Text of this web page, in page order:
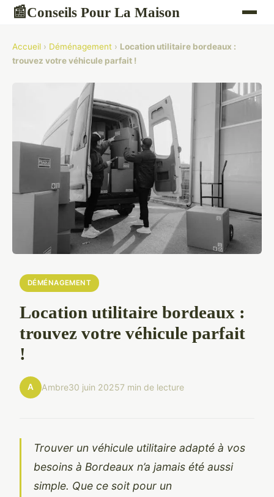
📰Conseils Pour La Maison
Accueil › Déménagement › Location utilitaire bordeaux :
trouvez votre véhicule parfait !
DÉMÉNAGEMENT
Location utilitaire bordeaux :
trouvez votre véhicule parfait
!
A Ambre30 juin 20257 min de lecture
Trouver un véhicule utilitaire adapté à vos
besoins à Bordeaux n’a jamais été aussi
simple. Que ce soit pour un